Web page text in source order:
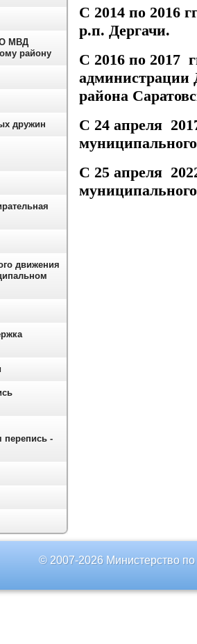
С 2014 по 2016
р.п. Дергачи.
С 2016 по 2017
администрации
района
С 24 апреля
С 25 апреля
О МВД
району
дружин
движения
перепись -
© 2007-2026 Министерство